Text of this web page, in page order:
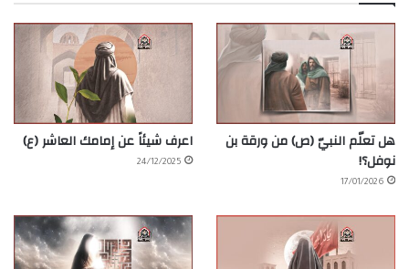
هل تعلّم النبيّ (ص) من ورقة بن
نوفل؟!
17/01/2026
اعرف شيئاً عن إمامك العاشر (ع)
24/12/2025